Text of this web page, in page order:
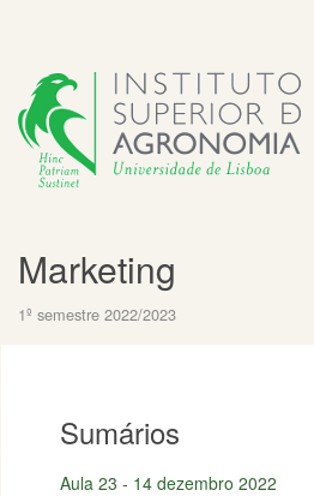
Marketing
1º semestre 2022/2023
Sumários
Aula 23 - 14 dezembro 2022